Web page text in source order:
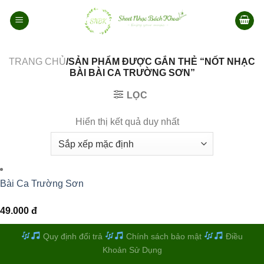
qua
TRANG CHỦ/SẢN PHẨM ĐƯỢC GẮN THẺ “NỐT NHẠC
BÀI BÀI CA TRƯỜNG SƠN”
LỌC
Hiển thị kết quả duy nhất
Bài Ca Trường Sơn
49.000 đ
Quy định đổi trả Chính sách bảo mật
Điều
Khoản Sử Dụng